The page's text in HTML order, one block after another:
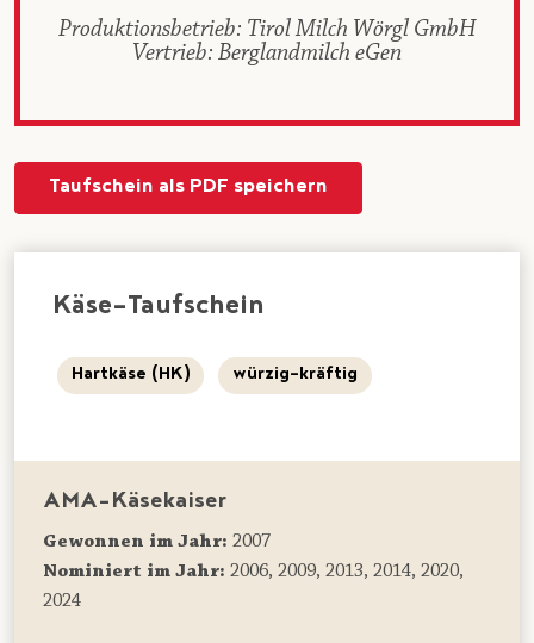
Produktionsbetrieb: Tirol Milch Wörgl GmbH
Vertrieb: Berglandmilch eGen
Taufschein als PDF speichern
Käse-Taufschein
Hartkäse (HK) würzig-kräftig
AMA-Käsekaiser
Gewonnen im Jahr: 2007
Nominiert im Jahr: 2006, 2009, 2013, 2014, 2020,
2024